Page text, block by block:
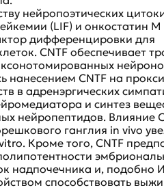
нейропоэтических
(LIF) и онкостатин М
дифференцировки для
CNTF обеспечивает
CNTF на
в адренэргических
и синтез
нейропептидов.
ганглия in vivo
Кроме того, CNTF
надпочечника и, подобно
способствовать